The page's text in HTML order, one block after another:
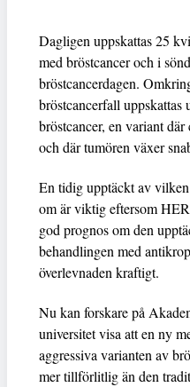
Dagligen uppskattas 25
med bröstcancer och i
bröstcancerdagen.
bröstcancerfall
bröstcancer, en variant
och där tumören växer
En tidig upptäckt av
om är viktig eftersom
god prognos om den
behandlingen med
överlevnaden kraftigt.
Nu kan forskare på
universitet visa att en ny
aggressiva varianten av
mer tillförlitlig än den